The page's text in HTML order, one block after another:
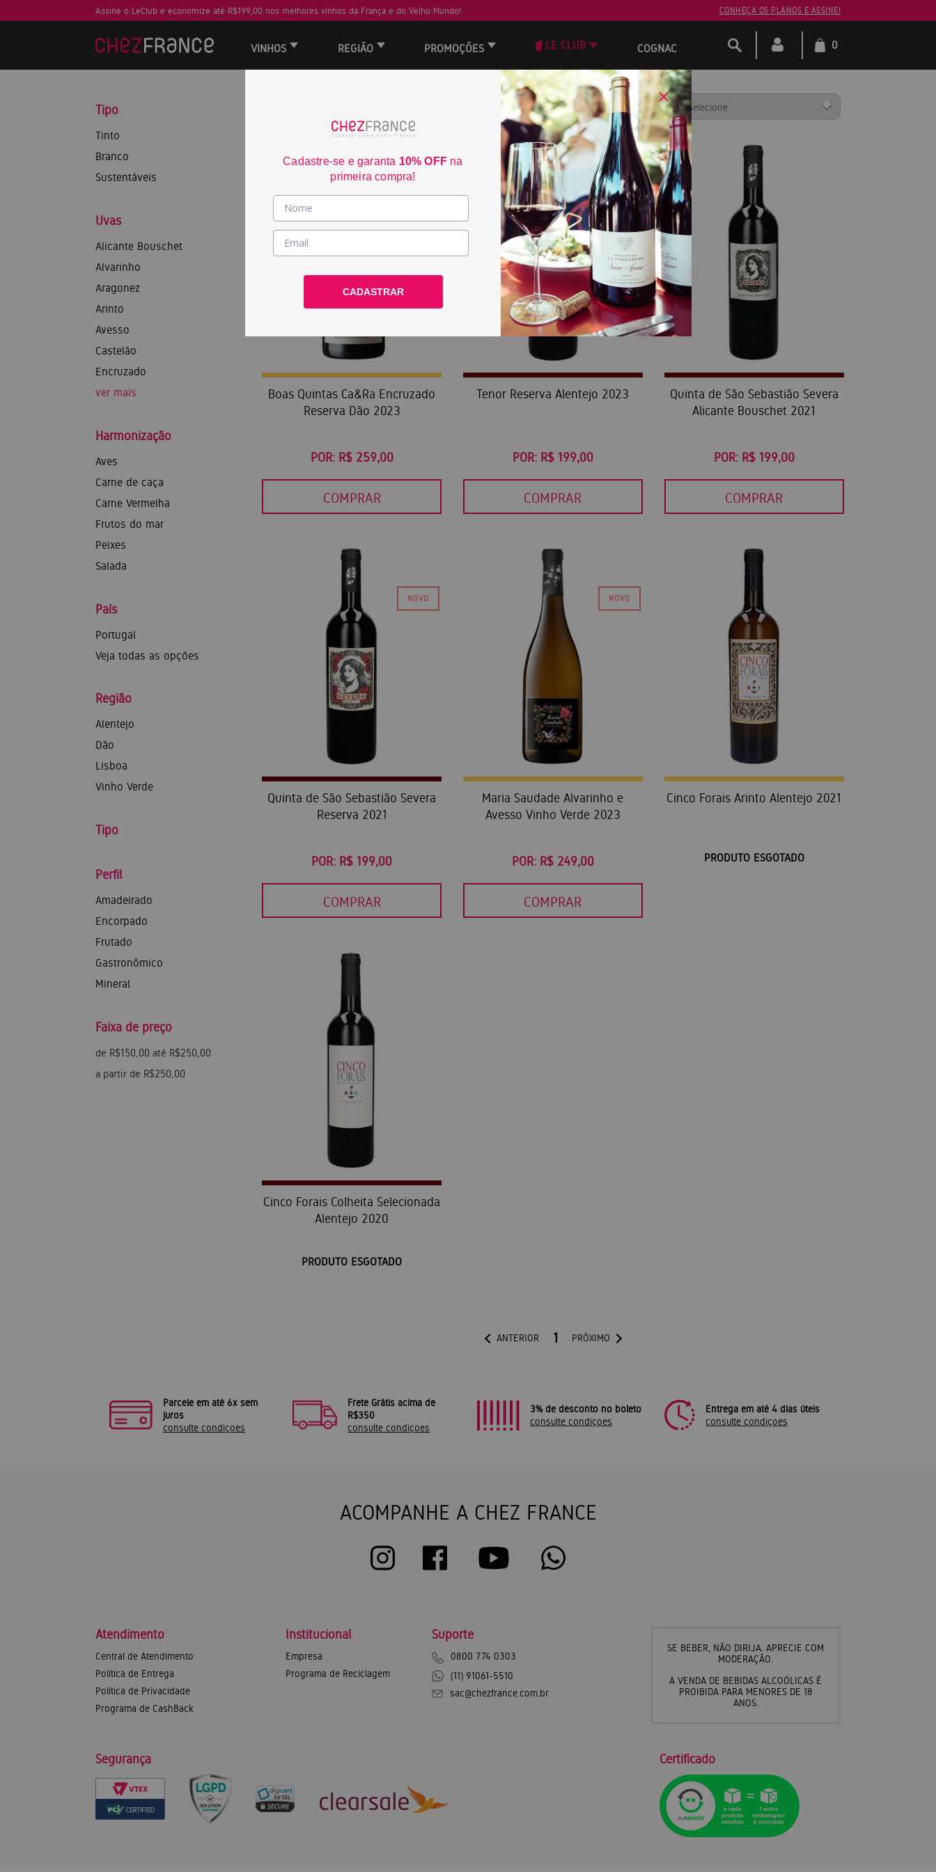
Assine o LeClub e economize até R$199,00 nos melhores vinhos da França e do Velho Mundo! CONHEÇA OS PLANOS E ASSINE!
VINHOS REGIÃO PROMOÇÕES LE CLUB COGNAC 0
Tipo
Tinto
Branco
Sustentáveis
Uvas
Alicante Bouschet
Alvarinho
Aragonez
Arinto
Avesso
Castelão
Encruzado
ver mais
Harmonização
Aves
Carne de caça
Carne Vermelha
Frutos do mar
Peixes
Salada
País
Portugal
Veja todas as opções
Região
Alentejo
Dão
Lisboa
Vinho Verde
Tipo
Perfil
Amadeirado
Encorpado
Frutado
Gastronômico
Mineral
Faixa de preço
de R$150,00 até R$250,00
a partir de R$250,00
ORDENAR POR:
Boas Quintas Ca&Ra Encruzado
Reserva Dão 2023
POR: R$ 259,00
COMPRAR
Tenor Reserva Alentejo 2023
POR: R$ 199,00
COMPRAR
Quinta de São Sebastião Severa
Alicante Bouschet 2021
POR: R$ 199,00
COMPRAR
Quinta de São Sebastião Severa
Reserva 2021
POR: R$ 199,00
COMPRAR
Maria Saudade Alvarinho e
Avesso Vinho Verde 2023
POR: R$ 249,00
COMPRAR
Cinco Forais Arinto Alentejo 2021
PRODUTO ESGOTADO
Cinco Forais Colheita Selecionada
Alentejo 2020
PRODUTO ESGOTADO
ANTERIOR 1 PRÓXIMO
Parcele em até 6x sem
juros
consulte condiçoes
Frete Grátis acima de
R$350
consulte condiçoes
3% de desconto no boleto
consulte condiçoes
Entrega em até 4 dias úteis
consulte condiçoes
ACOMPANHE A CHEZ FRANCE
Atendimento
Central de Atendimento
Política de Entrega
Política de Privacidade
Programa de CashBack
Institucional
Empresa
Programa de Reciclagem
Suporte
0800 774 0303
(11) 91061-5510
sac@chezfrance.com.br
SE BEBER, NÃO DIRIJA. APRECIE COM
MODERAÇÃO.
A VENDA DE BEBIDAS ALCOÓLICAS É
PROIBIDA PARA MENORES DE 18
ANOS.
Segurança Certificado
Cadastre-se e garanta 10% OFF na
primeira compra!
CADASTRAR